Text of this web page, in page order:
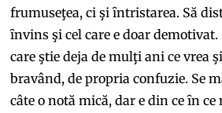
frumuseţea, ci şi ȋntristarea. Să
ȋnvins şi cel care e doar
care ştie deja de mulţi ani ce vrea
bravând, de propria confuzie. Se
câte o notă mică, dar e din ce ȋn ce